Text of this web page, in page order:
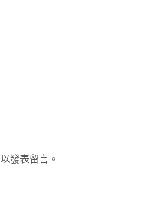
以發表留言。